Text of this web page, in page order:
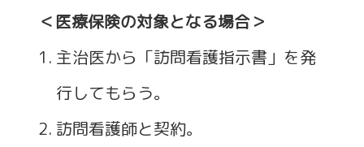
＜医療保険の対象となる場合＞
主治医から「訪問看護指示書」を発
行してもらう。
訪問看護師と契約。